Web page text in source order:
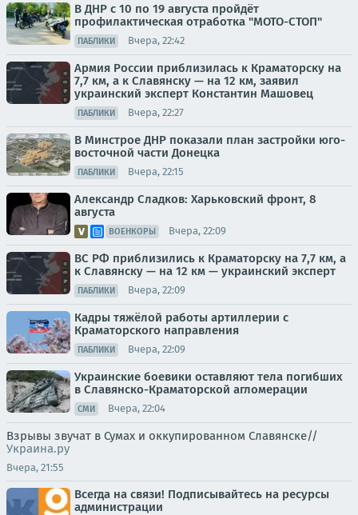
В ДНР с 10 по 19 августа пройдёт
профилактическая отработка "МОТО-СТОП"
ПАБЛИКИ Вчера, 22:42
Армия России приблизилась к Краматорску на
7,7 км, а к Славянску — на 12 км, заявил
украинский эксперт Константин Машовец
ПАБЛИКИ Вчера, 22:27
В Минстрое ДНР показали план застройки юго-
восточной части Донецка
ПАБЛИКИ Вчера, 22:15
Александр Сладков: Харьковский фронт, 8
августа
ВОЕНКОРЫ Вчера, 22:09
ВС РФ приблизились к Краматорску на 7,7 км, а
к Славянску — на 12 км — украинский эксперт
ПАБЛИКИ Вчера, 22:09
Кадры тяжёлой работы артиллерии с
Краматорского направления
ПАБЛИКИ Вчера, 22:09
Украинские боевики оставляют тела погибших
в Славянско-Краматорской агломерации
СМИ Вчера, 22:04
Взрывы звучат в Сумах и оккупированном Славянске//
Украина.ру
Вчера, 21:55
Всегда на связи! Подписывайтесь на ресурсы
администрации